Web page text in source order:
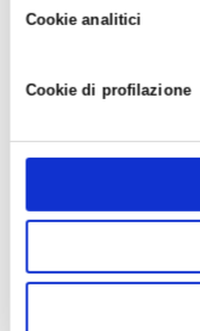
Cookie analitici
Cookie di profilazione
ECOBONUS